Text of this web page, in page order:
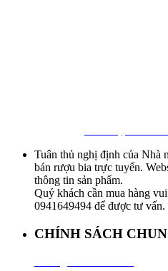
Tuân thủ nghị định của Nhà
bán rượu bia trực tuyến.
thông tin sản phẩm.
Quý khách cần mua hàng
0941649494 để được tư vấn.
CHÍNH SÁCH